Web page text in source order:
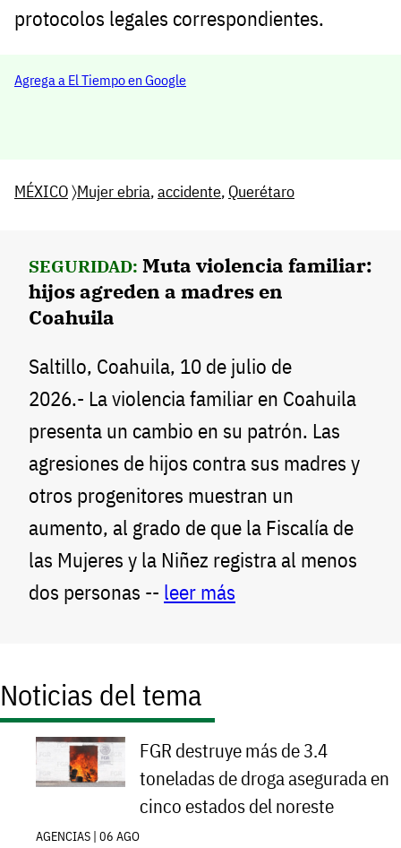
protocolos legales correspondientes.
Agrega a El Tiempo en Google
MÉXICO〉Mujer ebria,accidente, Querétaro
SEGURIDAD: Muta violencia familiar:
hijos agreden a madres en
Coahuila
Saltillo, Coahuila, 10 de julio de
2026.- La violencia familiar en Coahuila
presenta un cambio en su patrón. Las
agresiones de hijos contra sus madres y
otros progenitores muestran un
aumento, al grado de que la Fiscalía de
las Mujeres y la Niñez registra al menos
dos personas -- leer más
Noticias del tema
FGR destruye más de 3.4
toneladas de droga asegurada en
cinco estados del noreste
AGENCIAS | 06 AGO